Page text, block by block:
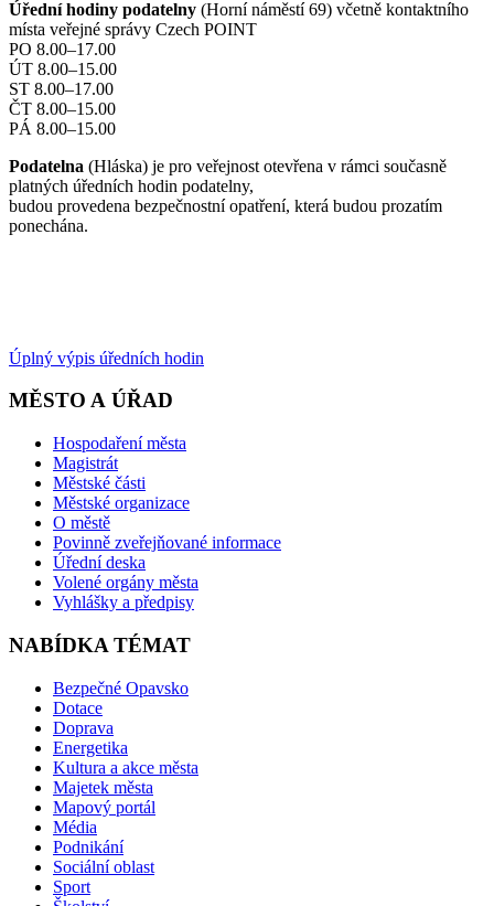
Úřední hodiny podatelny (Horní náměstí 69) včetně kontaktního
místa veřejné správy Czech POINT
PO 8.00–17.00
ÚT 8.00–15.00
ST 8.00–17.00
ČT 8.00–15.00
PÁ 8.00–15.00
Podatelna (Hláska) je pro veřejnost otevřena v rámci současně
platných úředních hodin podatelny,
budou provedena bezpečnostní opatření, která budou prozatím
ponechána.
Úplný výpis úředních hodin
MĚSTO A ÚŘAD
Hospodaření města
Magistrát
Městské části
Městské organizace
O městě
Povinně zveřejňované informace
Úřední deska
Volené orgány města
Vyhlášky a předpisy
NABÍDKA TÉMAT
Bezpečné Opavsko
Dotace
Doprava
Energetika
Kultura a akce města
Majetek města
Mapový portál
Média
Podnikání
Sociální oblast
Sport